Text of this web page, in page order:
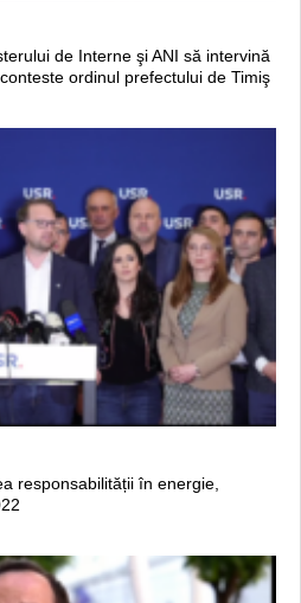
de Interne şi ANI să intervină
ordinul prefectului de Timiş
responsabilității în energie,